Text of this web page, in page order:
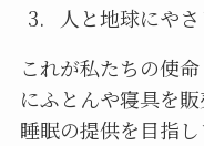
人と地球にやさ
これが私たちの使
にふとんや寝具を
睡眠の提供を目指し